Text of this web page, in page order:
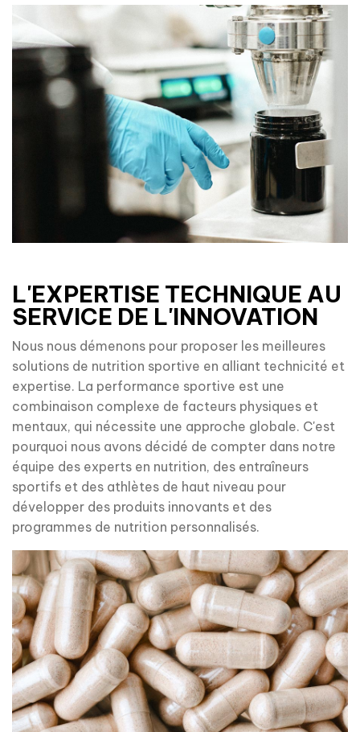
L'EXPERTISE TECHNIQUE AU
SERVICE DE L'INNOVATION
Nous nous démenons pour proposer les meilleures
solutions de nutrition sportive en alliant technicité et
expertise. La performance sportive est une
combinaison complexe de facteurs physiques et
mentaux, qui nécessite une approche globale. C'est
pourquoi nous avons décidé de compter dans notre
équipe des experts en nutrition, des entraîneurs
sportifs et des athlètes de haut niveau pour
développer des produits innovants et des
programmes de nutrition personnalisés.